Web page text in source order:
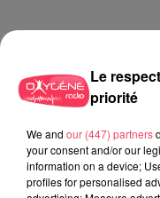
AUTRES PODCASTS
Le
priorité
We and our (447) partners
your consent and/or our
information on a device;
profiles for personalised